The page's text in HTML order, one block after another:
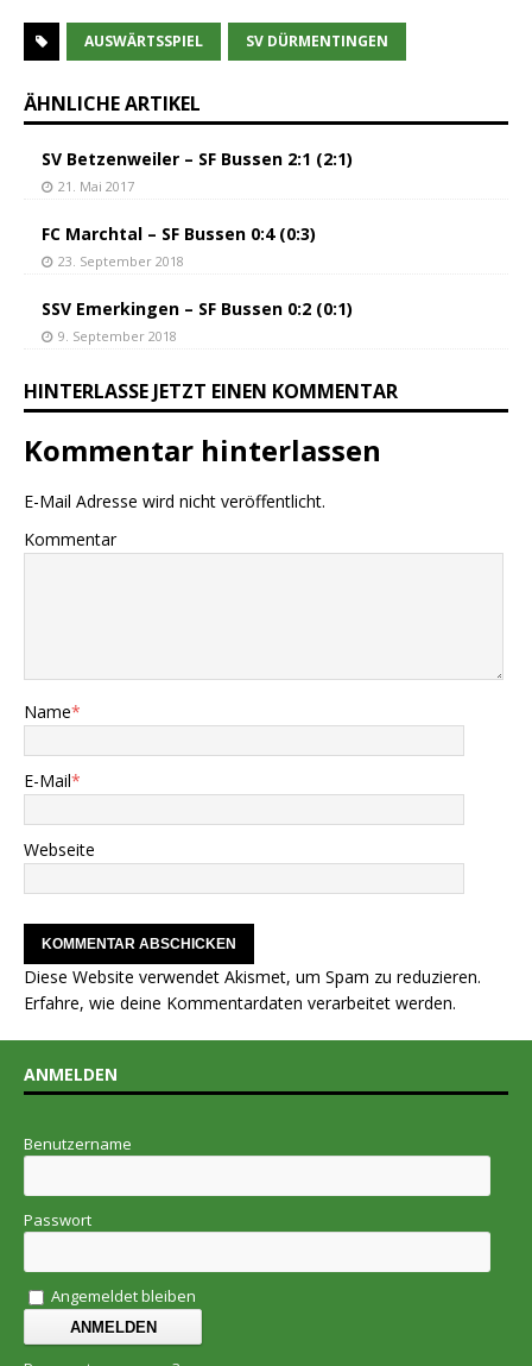
AUSWÄRTSSPIEL SV DÜRMENTINGEN
ÄHNLICHE ARTIKEL
SV Betzenweiler – SF Bussen 2:1 (2:1)
21. Mai 2017
FC Marchtal – SF Bussen 0:4 (0:3)
23. September 2018
SSV Emerkingen – SF Bussen 0:2 (0:1)
9. September 2018
HINTERLASSE JETZT EINEN KOMMENTAR
Kommentar hinterlassen
E-Mail Adresse wird nicht veröffentlicht.
Kommentar
Name*
E-Mail*
Webseite
Diese Website verwendet Akismet, um Spam zu reduzieren.
Erfahre, wie deine Kommentardaten verarbeitet werden.
ANMELDEN
Benutzername
Passwort
Angemeldet bleiben